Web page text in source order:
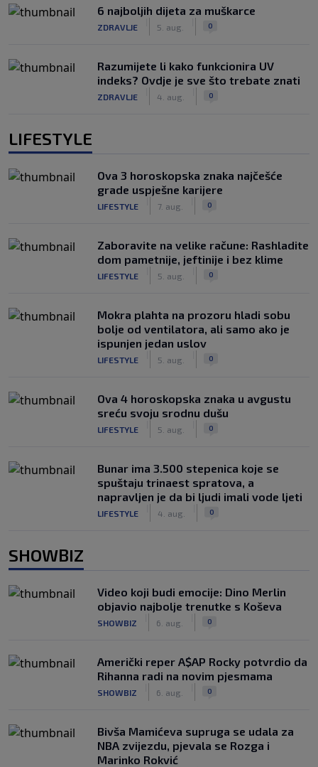
6 najboljih dijeta za muškarce
ZDRAVLJE 5. aug. 0
Razumijete li kako funkcionira UV
indeks? Ovdje je sve što trebate znati
ZDRAVLJE 4. aug. 0
LIFESTYLE
Ova 3 horoskopska znaka najčešće
grade uspješne karijere
LIFESTYLE 7. aug. 0
Zaboravite na velike račune: Rashladite
dom pametnije, jeftinije i bez klime
LIFESTYLE 5. aug. 0
Mokra plahta na prozoru hladi sobu
bolje od ventilatora, ali samo ako je
ispunjen jedan uslov
LIFESTYLE 5. aug. 0
Ova 4 horoskopska znaka u avgustu
sreću svoju srodnu dušu
LIFESTYLE 5. aug. 0
Bunar imа 3.500 stepenica koje se
spuštaju trinaest spratova, a
napravljen je da bi ljudi imali vode ljeti
LIFESTYLE 4. aug. 0
SHOWBIZ
Video koji budi emocije: Dino Merlin
objavio najbolje trenutke s Koševa
SHOWBIZ 6. aug. 0
Američki reper A$AP Rocky potvrdio da
Rihanna radi na novim pjesmama
SHOWBIZ 6. aug. 0
Bivša Mamićeva supruga se udala za
NBA zvijezdu, pjevala se Rozga i
Marinko Rokvić